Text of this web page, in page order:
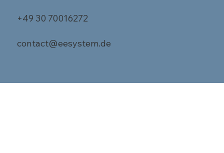
+49 30 70016272
contact@eesystem.de